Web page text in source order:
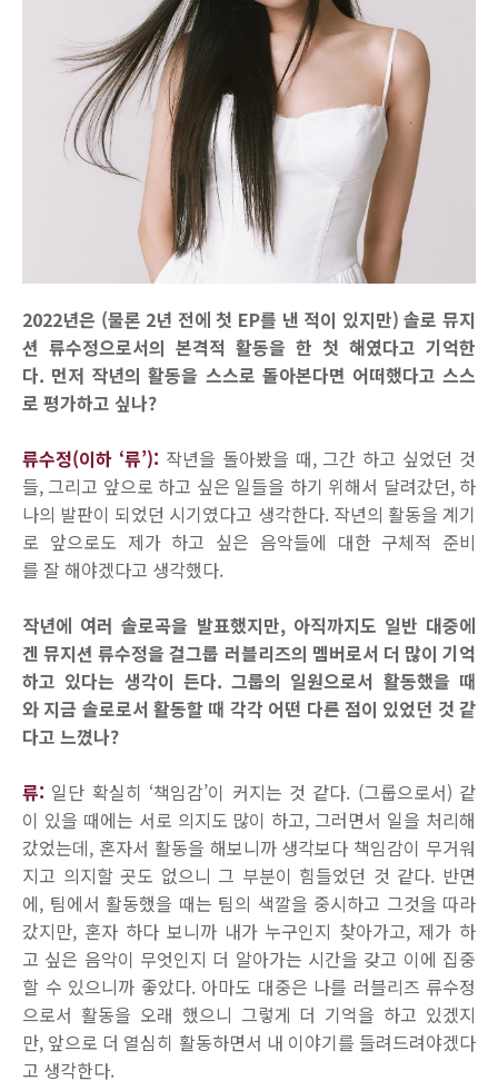
2022년은 (물론 2년 전에 첫 EP를 낸 적이 있지만) 솔로 뮤지
션 류수정으로서의 본격적 활동을 한 첫 해였다고 기억한
다. 먼저 작년의 활동을 스스로 돌아본다면 어떠했다고 스스
로 평가하고 싶나?
류수정(이하 ‘류’): 작년을 돌아봤을 때, 그간 하고 싶었던 것
들, 그리고 앞으로 하고 싶은 일들을 하기 위해서 달려갔던, 하
나의 발판이 되었던 시기였다고 생각한다. 작년의 활동을 계기
로 앞으로도 제가 하고 싶은 음악들에 대한 구체적 준비
를 잘 해야겠다고 생각했다.
작년에 여러 솔로곡을 발표했지만, 아직까지도 일반 대중에
겐 뮤지션 류수정을 걸그룹 러블리즈의 멤버로서 더 많이 기억
하고 있다는 생각이 든다. 그룹의 일원으로서 활동했을 때
와 지금 솔로로서 활동할 때 각각 어떤 다른 점이 있었던 것 같
다고 느꼈나?
류: 일단 확실히 ‘책임감’이 커지는 것 같다. (그룹으로서) 같
이 있을 때에는 서로 의지도 많이 하고, 그러면서 일을 처리해
갔었는데, 혼자서 활동을 해보니까 생각보다 책임감이 무거워
지고 의지할 곳도 없으니 그 부분이 힘들었던 것 같다. 반면
에, 팀에서 활동했을 때는 팀의 색깔을 중시하고 그것을 따라
갔지만, 혼자 하다 보니까 내가 누구인지 찾아가고, 제가 하
고 싶은 음악이 무엇인지 더 알아가는 시간을 갖고 이에 집중
할 수 있으니까 좋았다. 아마도 대중은 나를 러블리즈 류수정
으로서 활동을 오래 했으니 그렇게 더 기억을 하고 있겠지
만, 앞으로 더 열심히 활동하면서 내 이야기를 들려드려야겠다
고 생각한다.